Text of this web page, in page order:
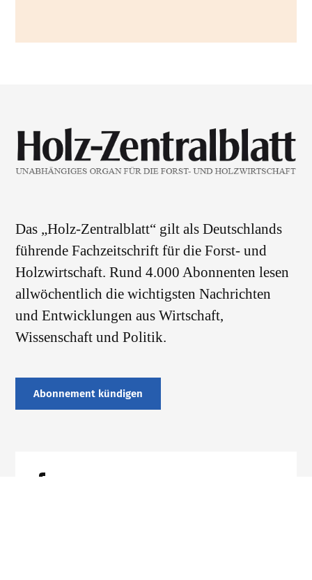
Das „Holz-Zentralblatt“ gilt als Deutschlands
führende Fachzeitschrift für die Forst- und
Holzwirtschaft. Rund 4.000 Abonnenten lesen
allwöchentlich die wichtigsten Nachrichten
und Entwicklungen aus Wirtschaft,
Wissenschaft und Politik.
Abonnement kündigen